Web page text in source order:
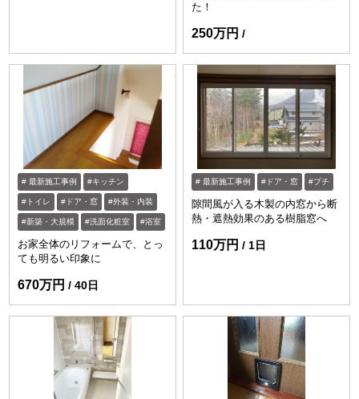
た！
250万円
https://www.enessance-reform.com/
最新施工事例 キッチン
トイレ ドア・窓 外装・内装
新築・大規模 洗面化粧室 浴室
お家全体のリフォームで、とっ
ても明るい印象に
670万円 40日
最新施工事例 ドア・窓 プチ
隙間風が入る木製の内窓から断
熱・遮熱効果のある樹脂窓へ
110万円 1日